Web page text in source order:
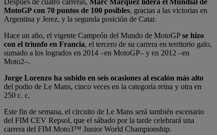
Después de cuatro carreras, Marc Márquez lidera el Mundial de
MotoGP con 70 puntos de 100 posibles, gracias a las victorias en
Argentina y Jerez, y la segunda posición de Catar.
Hace un año, el vigente Campeón del Mundo de MotoGPse hizo
con el triunfo en Francia, el tercero de su carrera en territorio galo,
sumado a los logrados en 2014 –en MotoGP– y en 2012 –en
Moto2–.
Jorge Lorenzo ha subido en seis ocasiones al escalón más alto
del podio de Le Mans, cinco veces en la categoría reina y otra en
250 c. c.
Este fin de semana, el circuito de Le Mans será también escenario
del FIM CEV Repsol, que el sábado por la tarde celebrará una
carrera del FIM Moto3™ Junior World Championship.